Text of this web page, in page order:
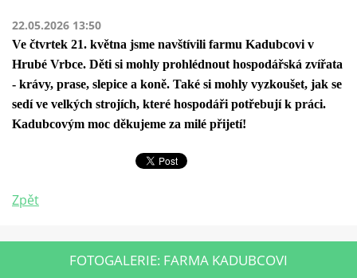
22.05.2026 13:50
Ve čtvrtek 21. května jsme navštívili farmu Kadubcovi v
Hrubé Vrbce. Děti si mohly prohlédnout hospodářská zvířata
- krávy, prase, slepice a koně. Také si mohly vyzkoušet, jak se
sedí ve velkých strojích, které hospodáři potřebují k práci.
Kadubcovým moc děkujeme za milé přijetí!
Zpět
FOTOGALERIE: FARMA KADUBCOVI